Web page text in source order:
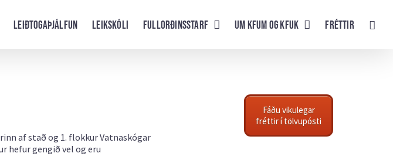
Leiðtogaþjálfun Leikskóli Fullorðinsstarf UM KFUM og KFUK Fréttir
af stað og 1. flokkur Vatnaskógar
hefur gengið vel og eru
Fáðu vikulegar
fréttir í tölvupósti